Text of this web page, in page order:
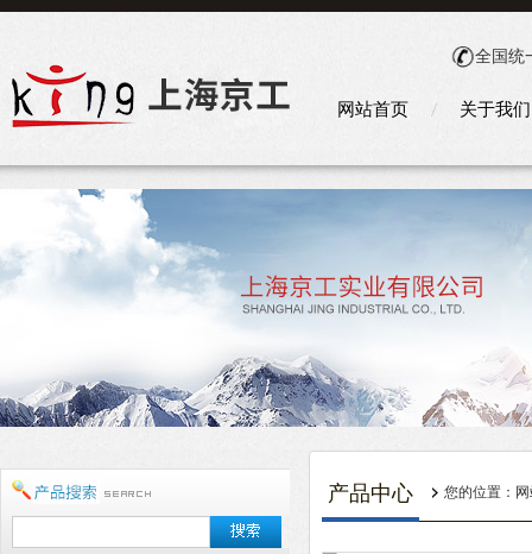
全国统
网站首页 关于我们
产品中心 您的位置：